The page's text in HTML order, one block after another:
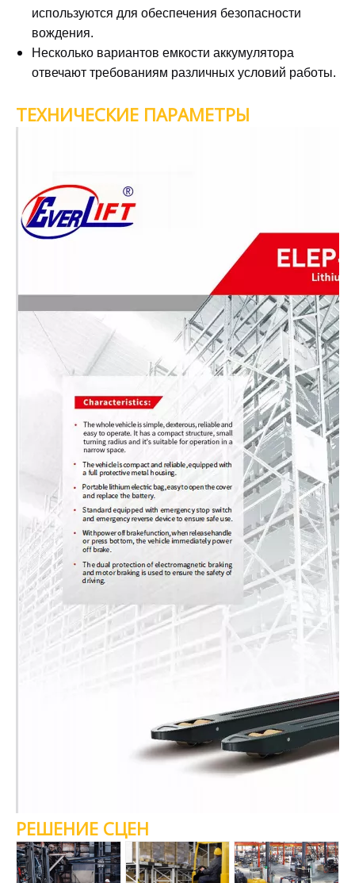
используются для обеспечения безопасности
вождения.
Несколько вариантов емкости аккумулятора
отвечают требованиям различных условий работы.
ТЕХНИЧЕСКИЕ ПАРАМЕТРЫ
РЕШЕНИЕ СЦЕН